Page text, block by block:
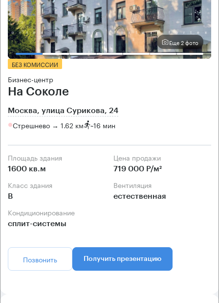
Еще 2 фото
БЕЗ КОМИССИИ
Бизнес-центр
На Соколе
Москва, улица Сурикова, 24
Стрешнево → 1.62 км ~16 мин
Площадь здания
1600 кв.м
Цена продажи
719 000 Р/м²
Класс здания
B
Вентиляция
естественная
Кондиционирование
сплит-системы
Позвонить Получить презентацию